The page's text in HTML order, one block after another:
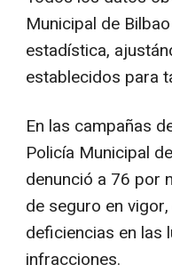
Municipal de
estadística,
establecidos para
En las campañas
Policía Municipal
denunció a 76 por
de seguro en
deficiencias en las
infracciones.